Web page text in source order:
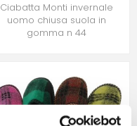
Ciabatta Monti invernale
uomo chiusa suola in
gomma n 44